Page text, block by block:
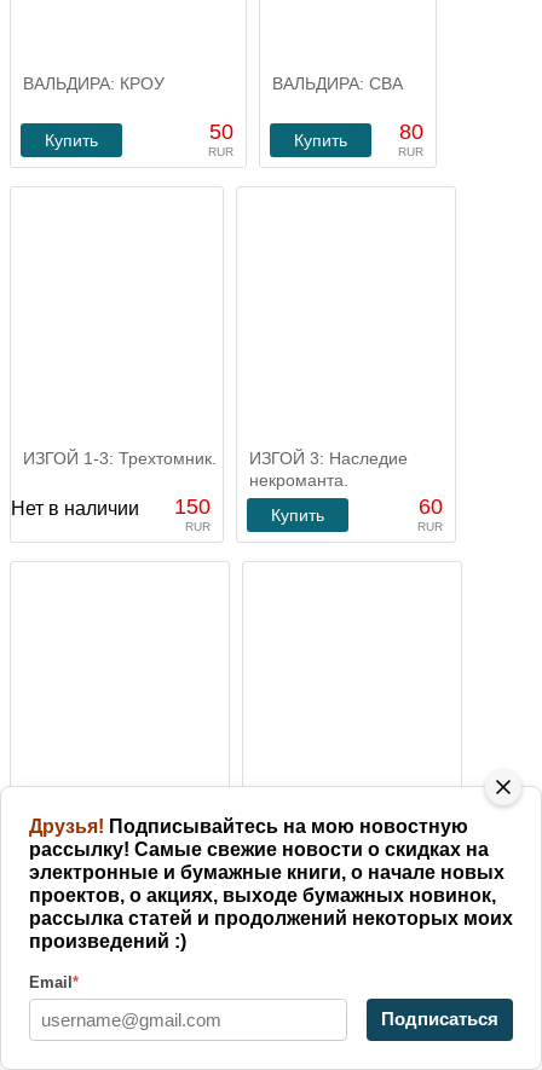
ВАЛЬДИРА: КРОУ
50
RUR
Купить
ВАЛЬДИРА: СВА
80
RUR
Купить
ИЗГОЙ 1-3: Трехтомник.
150
RUR
Нет в наличии
ИЗГОЙ 3: Наследие
некроманта.
60
RUR
Купить
ИЗГОЙ 2: Темные
времена.
60
RUR
Купить
ВАЛЬДИРА: Господство
клана Неспящих 3
80
RUR
Купить
Друзья! Подписывайтесь на мою новостную
рассылку! Самые свежие новости о скидках на
электронные и бумажные книги, о начале новых
проектов, о акциях, выходе бумажных новинок,
рассылка статей и продолжений некоторых моих
произведений :)
Email *
Подписаться